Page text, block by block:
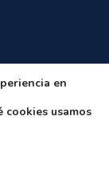
en
cookies usamos